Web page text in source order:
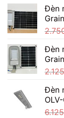
Đèn
Đèn
Đèn